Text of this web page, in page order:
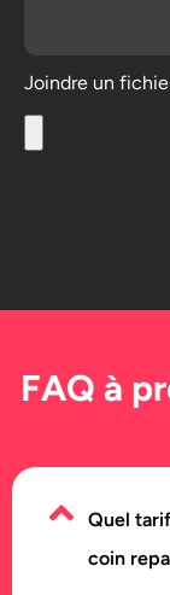
Joindre un
FAQ à
Quel
coin